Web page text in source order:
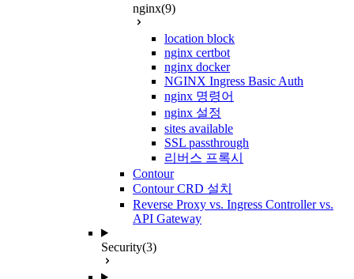
nginx(9)
location block
nginx certbot
nginx docker
NGINX Ingress Basic Auth
nginx 명령어
nginx 설정
sites available
SSL passthrough
리버스 프록시
Contour
Contour CRD 설치
Reverse Proxy vs. Ingress Controller vs.
API Gateway
Security(3)